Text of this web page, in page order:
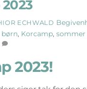
ECHWALD
, Korcamp,sommer
2023!